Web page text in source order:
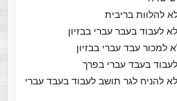
להלוות בריבית
בעבר עברי בבזיון
עבד עברי בבזיון
בעבד עברי בפרך
לגר תושב לעבוד בעבד עברי